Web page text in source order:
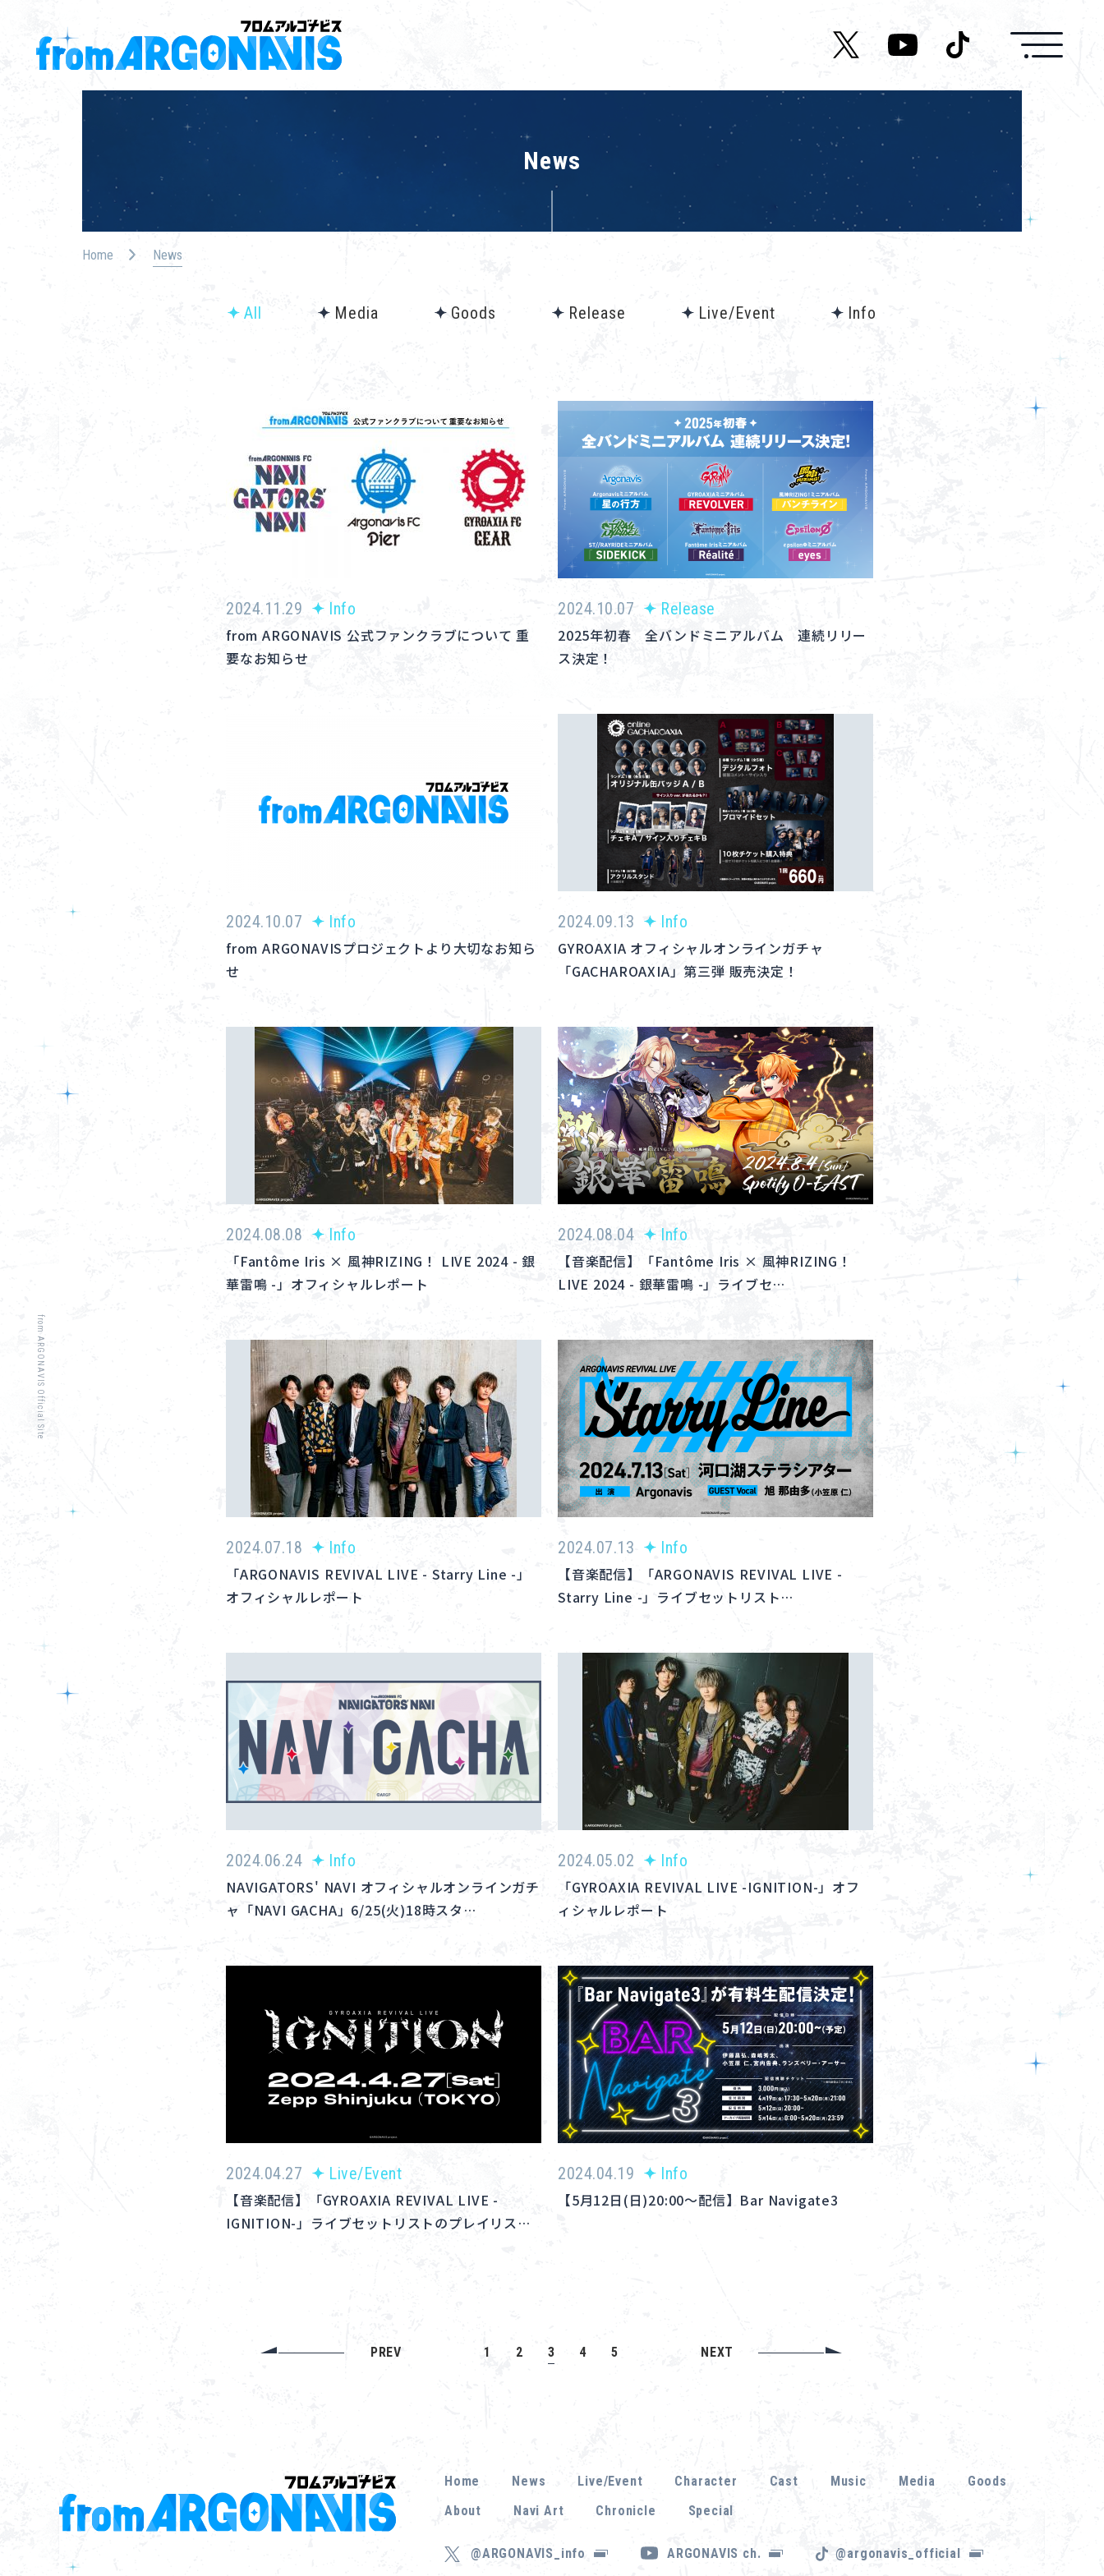
News
Live/Event
Character
from ARGONAVIS Official Site
News
Home News
All Media Goods Release Live/Event Info
2024.11.29
Info
from ARGONAVIS 公式ファンクラブについて 重
要なお知らせ
2024.10.07
Release
2025年初春 全バンドミニアルバム 連続リリー
ス決定！
2024.10.07
Info
from ARGONAVISプロジェクトより大切なお知ら
せ
2024.09.13
Info
GYROAXIA オフィシャルオンラインガチャ
「GACHAROAXIA」第三弾 販売決定！
2024.08.08
Info
「Fantôme Iris × 風神RIZING！ LIVE 2024 - 銀
華雷鳴 -」オフィシャルレポート
2024.08.04
Info
【音楽配信】「Fantôme Iris × 風神RIZING！
LIVE 2024 - 銀華雷鳴 -」ライブセ…
2024.07.18
Info
「ARGONAVIS REVIVAL LIVE - Starry Line -」
オフィシャルレポート
2024.07.13
Info
【音楽配信】「ARGONAVIS REVIVAL LIVE -
Starry Line -」ライブセットリスト…
2024.06.24
Info
NAVIGATORS' NAVI オフィシャルオンラインガチ
ャ「NAVI GACHA」6/25(火)18時スタ…
2024.05.02
Info
「GYROAXIA REVIVAL LIVE -IGNITION-」オフ
ィシャルレポート
2024.04.27
Live/Event
【音楽配信】「GYROAXIA REVIVAL LIVE -
IGNITION-」ライブセットリストのプレイリス…
2024.04.19
Info
【5月12日(日)20:00～配信】Bar Navigate3
PREV 1 2 3 4 5 NEXT
Home News Live/Event Character Cast Music Media
Goods
About
Navi Art Chronicle Special
@ARGONAVIS_info ARGONAVIS ch. @argonavis_official